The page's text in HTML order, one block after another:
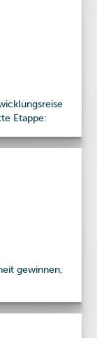
Etappe:
gewinnen,